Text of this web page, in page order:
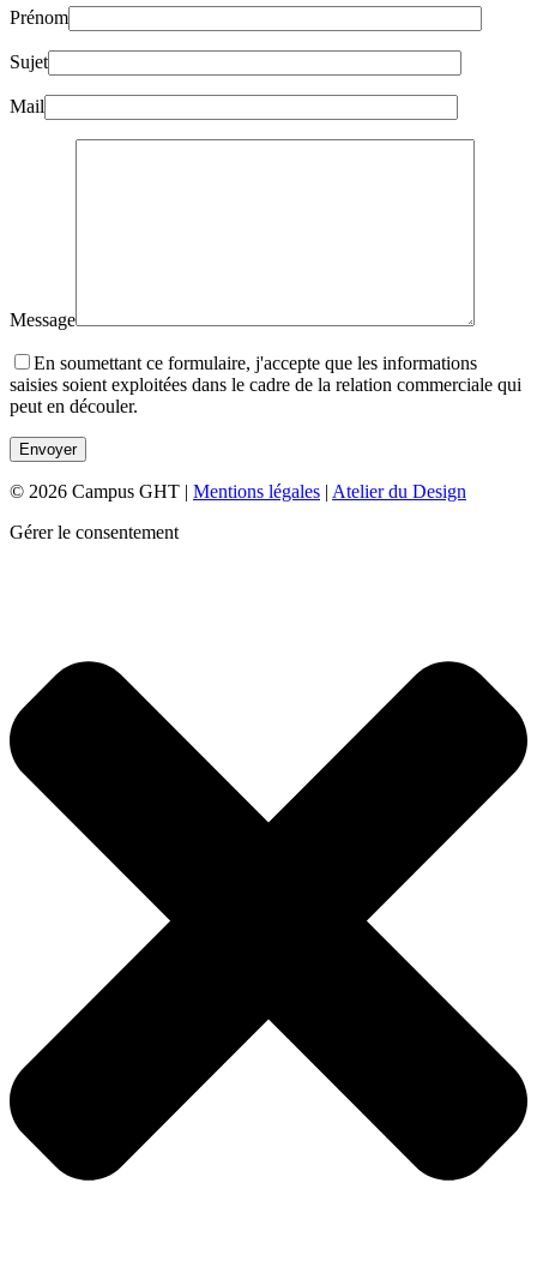
Prénom
Sujet
Mail
Message
En soumettant ce formulaire, j'accepte que les informations
saisies soient exploitées dans le cadre de la relation commerciale qui
peut en découler.
© 2026 Campus GHT | Mentions légales | Atelier du Design
Gérer le consentement